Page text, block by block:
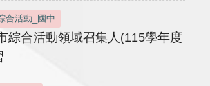
合活動_國中
綜合活動領域召集人(115學年度